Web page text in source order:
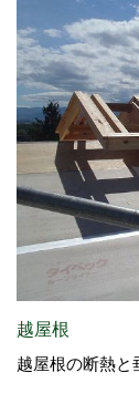
越屋根
越屋根の断熱と